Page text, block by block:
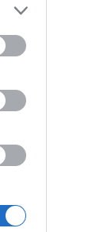
Ukrajina po kampanji
smo prejeli uničujoč